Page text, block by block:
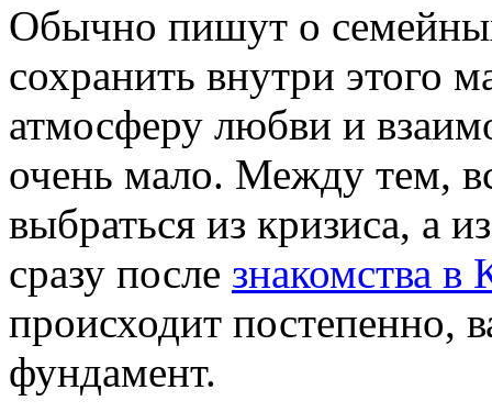
Обычно пишут о
сохранить внутри этого
атмосферу любви и
очень мало. Между тем,
выбраться из кризиса, а
сразу после знакомства в
происходит постепенно,
фундамент.